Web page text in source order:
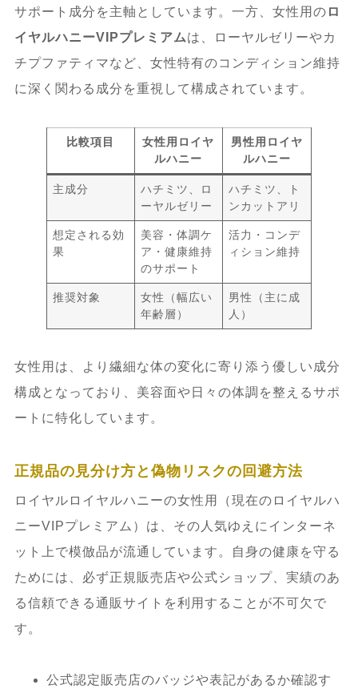
サポート成分を主軸としています。一方、女性用の ロ
イヤルハニーVIPプレミアムは、ローヤルゼリーやカ
チプファティマなど、女性特有のコンディション維持
に深く関わる成分を重視して構成されています。
比較項目
女性用ロイヤ
ルハニー
男性用ロイヤ
ルハニー
主成分
ハチミツ、ロ
ーヤルゼリー
ハチミツ、ト
ンカットアリ
想定される効
果
美容・体調ケ
ア・健康維持
のサポート
活力・コンデ
ィション維持
推奨対象
女性（幅広い
年齢層）
男性（主に成
人）
女性用は、より繊細な体の変化に寄り添う優しい成分
構成となっており、美容面や日々の体調を整えるサポ
ートに特化しています。
正規品の見分け方と偽物リスクの回避方法
ロイヤルロイヤルハニーの女性用（現在のロイヤルハ
ニーVIPプレミアム）は、その人気ゆえにインターネ
ット上で模倣品が流通しています。自身の健康を守る
ためには、必ず正規販売店や公式ショップ、実績のあ
る信頼できる通販サイトを利用することが不可欠で
す。
公式認定販売店のバッジや表記があるか確認す